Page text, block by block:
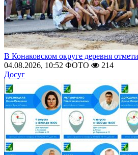
В Конаковском округе деревня
04.08.2026, 10:52 ФОТО
214
Досуг